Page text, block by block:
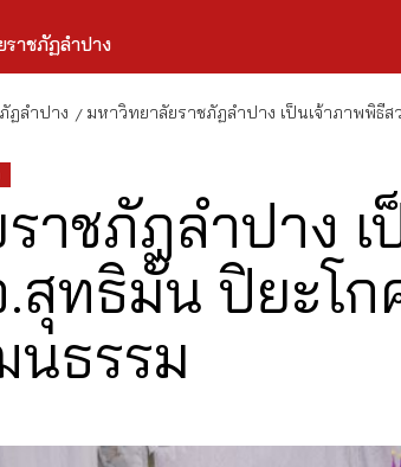
าชภัฏลำปาง
ฏลำปาง มหาวิทยาลัยราชภัฏลำปาง เป็นเจ้าภาพพิธี
าชภัฏลำปาง
สุทธิมั่น ปิยะโ
ธรรม